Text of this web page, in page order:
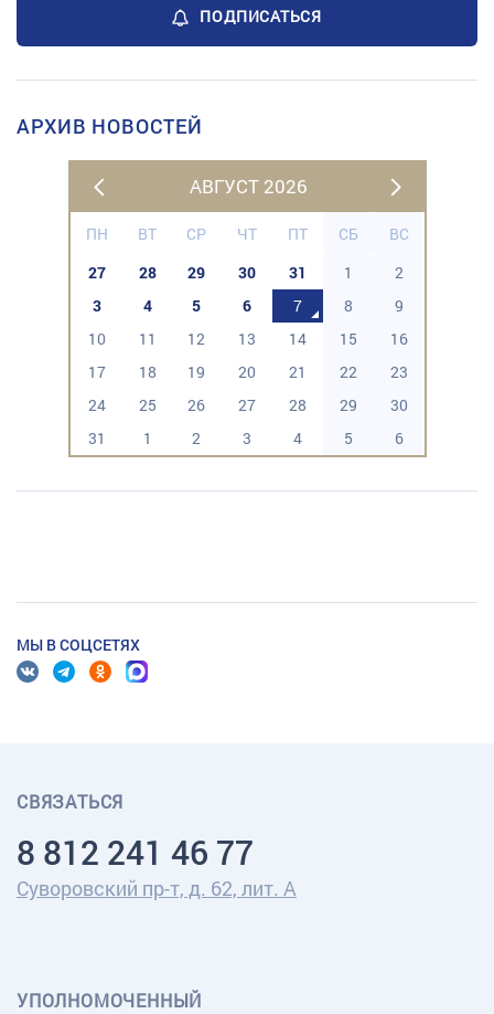
ПОДПИСАТЬСЯ
АРХИВ НОВОСТЕЙ
АВГУСТ 2026
ПН ВТ СР ЧТ ПТ СБ
ВС
27
28 29 30 31 1
2
3
4 5 6 7 8
9
10
11 12 13 14 15
16
17
18 19 20 21 22
23
24
25 26 27 28 29
30
31
1 2 3 4 5 6
МЫ В СОЦСЕТЯХ
СВЯЗАТЬСЯ
8 812 241 46 77
Суворовский пр-т, д. 62, лит. А
УПОЛНОМОЧЕННЫЙ